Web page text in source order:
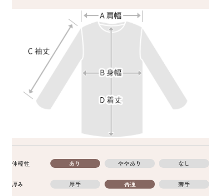
伸縮性 あり ややあり なし
厚み 厚手 普通 薄手